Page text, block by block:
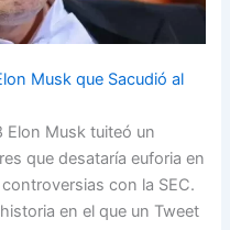
Musk que Sacudió al
Elon Musk tuiteó un
que desataría euforia en
con la SEC.
en el que un Tweet